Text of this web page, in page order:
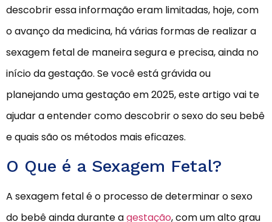
descobrir essa informação eram limitadas, hoje, com
o avanço da medicina, há várias formas de realizar a
sexagem fetal de maneira segura e precisa, ainda no
início da gestação. Se você está grávida ou
planejando uma gestação em 2025, este artigo vai te
ajudar a entender como descobrir o sexo do seu bebê
e quais são os métodos mais eficazes.
O Que é a Sexagem Fetal?
A sexagem fetal é o processo de determinar o sexo
do bebê ainda durante agestação, com um alto grau